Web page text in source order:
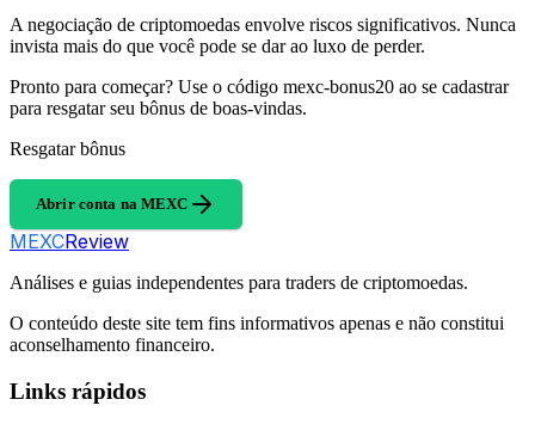
A negociação de criptomoedas envolve riscos significativos. Nunca
invista mais do que você pode se dar ao luxo de perder.
Pronto para começar? Use o código mexc-bonus20 ao se cadastrar
para resgatar seu bônus de boas-vindas.
Resgatar bônus
Abrir conta na MEXC
MEXCReview
Análises e guias independentes para traders de criptomoedas.
O conteúdo deste site tem fins informativos apenas e não constitui
aconselhamento financeiro.
Links rápidos